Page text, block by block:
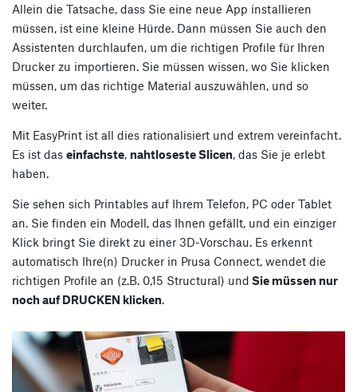
Allein die Tatsache, dass Sie eine neue App installieren
müssen, ist eine kleine Hürde. Dann müssen Sie auch den
Assistenten durchlaufen, um die richtigen Profile für Ihren
Drucker zu importieren. Sie müssen wissen, wo Sie klicken
müssen, um das richtige Material auszuwählen, und so
weiter.
Mit EasyPrint ist all dies rationalisiert und extrem vereinfacht.
Es ist das einfachste, nahtloseste Slicen, das Sie je erlebt
haben.
Sie sehen sich Printables auf Ihrem Telefon, PC oder Tablet
an. Sie finden ein Modell, das Ihnen gefällt, und ein einziger
Klick bringt Sie direkt zu einer 3D-Vorschau. Es erkennt
automatisch Ihre(n) Drucker in Prusa Connect, wendet die
richtigen Profile an (z.B. 0,15 Structural) und Sie müssen nur
noch auf DRUCKEN klicken.